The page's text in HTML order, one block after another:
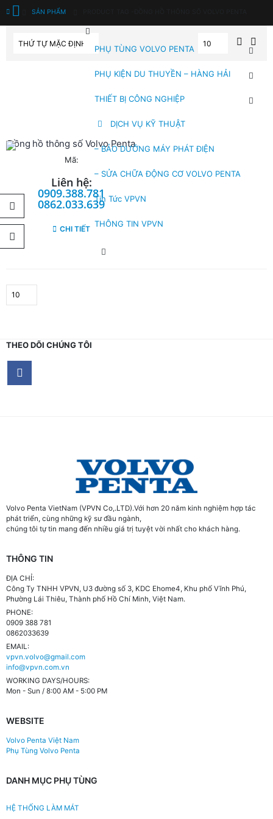
PHỤ TÙNG VOLVO PENTA
PHỤ KIỆN DU THUYỀN – HÀNG HẢI
THIẾT BỊ CÔNG NGHIỆP
DỊCH VỤ KỸ THUẬT
– BẢO DƯỠNG MÁY PHÁT ĐIỆN
– SỬA CHỮA ĐỘNG CƠ VOLVO PENTA
Tin Tức VPVN
THÔNG TIN VPVN
SẢN PHẨM
Đồng hồ thông số Volvo Penta
Mã:
Liên hệ:
0909.388.781
0862.033.639
CHI TIẾT
THEO DÕI CHÚNG TÔI
Volvo Penta VietNam (VPVN Co,.LTD).Với hơn 20 năm kinh nghiệm hợp tác
phát triển, cùng những kỹ sư đầu ngành,
chúng tôi tự tin mang đến nhiều giá trị tuyệt vời nhất cho khách hàng.
THÔNG TIN
ĐỊA CHỈ:
Công Ty TNHH VPVN, U3 đường số 3, KDC Ehome4, Khu phố Vĩnh Phú,
Phường Lái Thiêu, Thành phố Hồ Chí Minh, Việt Nam.
PHONE:
0909 388 781
0862033639
EMAIL:
vpvn.volvo@gmail.com
info@vpvn.com.vn
WORKING DAYS/HOURS:
Mon - Sun / 8:00 AM - 5:00 PM
WEBSITE
Volvo Penta Việt Nam
Phụ Tùng Volvo Penta
DANH MỤC PHỤ TÙNG
HỆ THỐNG LÀM MÁT